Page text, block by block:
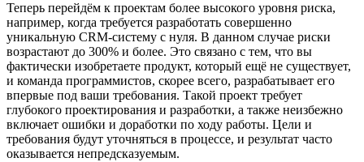
Теперь перейдём к проектам более высокого уровня риска,
например, когда требуется разработать совершенно
уникальную CRM-систему с нуля. В данном случае риски
возрастают до 300% и более. Это связано с тем, что вы
фактически изобретаете продукт, который ещё не существует,
и команда программистов, скорее всего, разрабатывает его
впервые под ваши требования. Такой проект требует
глубокого проектирования и разработки, а также неизбежно
включает ошибки и доработки по ходу работы. Цели и
требования будут уточняться в процессе, и результат часто
оказывается непредсказуемым.